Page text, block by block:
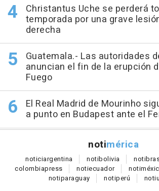
Christantus Uche se perderá
temporada por una grave
derecha
Guatemala.- Las autoridades
anuncian el fin de la erupción
Fuego
El Real Madrid de Mourinho
a punto en Budapest ante el
notimérica
noticiargentina notibolivia noti
colombiapress notiecuador noti
notiparaguay notiperú noti